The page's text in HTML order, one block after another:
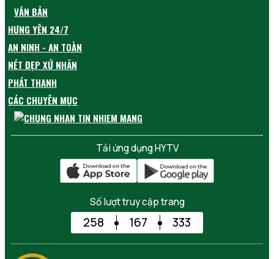
VĂN BẢN
HƯNG YÊN 24/7
AN NINH - AN TOÀN
NÉT ĐẸP XỨ NHÃN
PHÁT THANH
CÁC CHUYÊN MỤC
Tải ứng dụng HYTV
Số lượt truy cập trang
258 167 333